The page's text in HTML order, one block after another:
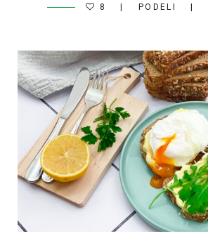
8 PODELI